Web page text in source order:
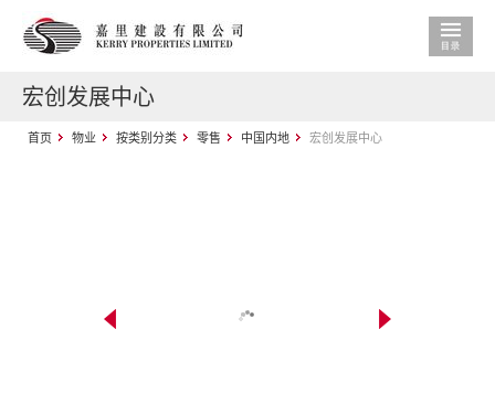
宏创发展中心
首页 物业 按类别分类 零售 中国内地 宏创发展中心